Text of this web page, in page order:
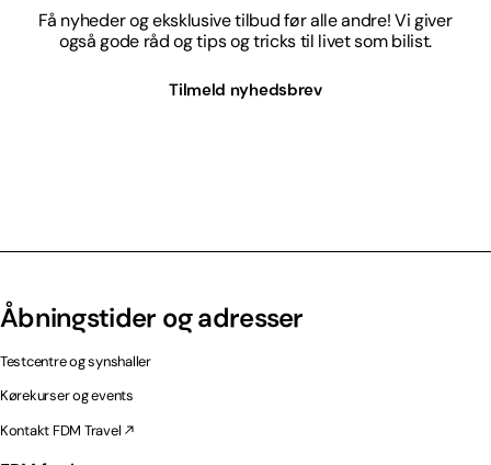
Få nyheder og eksklusive tilbud før alle andre! Vi giver
også gode råd og tips og tricks til livet som bilist.
Tilmeld nyhedsbrev
Åbningstider og adresser
Testcentre og synshaller
Kørekurser og events
Kontakt FDM Travel